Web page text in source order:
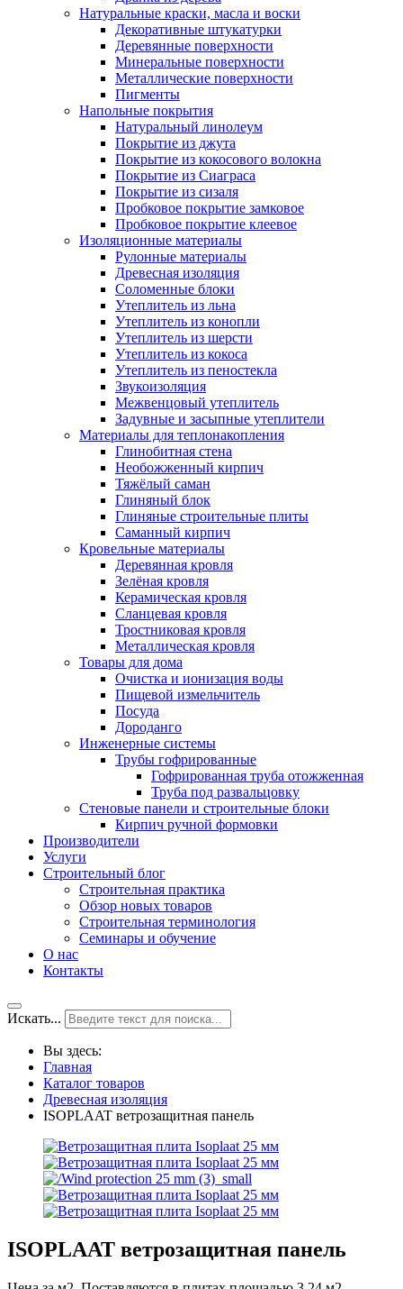
Натуральные краски, масла и воски
Декоративные штукатурки
Деревянные поверхности
Минеральные поверхности
Металлические поверхности
Пигменты
Напольные покрытия
Натуральный линолеум
Покрытие из джута
Покрытие из кокосового волокна
Покрытие из Сиаграса
Покрытие из сизаля
Пробковое покрытие замковое
Пробковое покрытие клеевое
Изоляционные материалы
Рулонные материалы
Древесная изоляция
Соломенные блоки
Утеплитель из льна
Утеплитель из конопли
Утеплитель из шерсти
Утеплитель из кокоса
Утеплитель из пеностекла
Звукоизоляция
Межвенцовый утеплитель
Задувные и засыпные утеплители
Материалы для теплонакопления
Глинобитная стена
Необожженный кирпич
Тяжёлый саман
Глиняный блок
Глиняные строительные плиты
Саманный кирпич
Кровельные материалы
Деревянная кровля
Зелёная кровля
Керамическая кровля
Сланцевая кровля
Тростниковая кровля
Металлическая кровля
Товары для дома
Очистка и ионизация воды
Пищевой измельчитель
Посуда
Дороданго
Инженерные системы
Трубы гофрированные
Гофрированная труба отожженная
Труба под развальцовку
Стеновые панели и строительные блоки
Кирпич ручной формовки
Производители
Услуги
Строительный блог
Строительная практика
Обзор новых товаров
Строительная терминология
Семинары и обучение
О нас
Контакты
Искать...
Вы здесь:
Главная
Каталог товаров
Древесная изоляция
ISOPLAAT ветрозащитная панель
ISOPLAAT ветрозащитная панель